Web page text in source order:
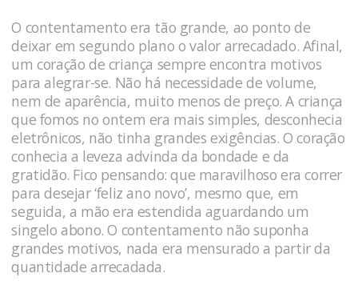
O contentamento era tão grande, ao ponto de
deixar em segundo plano o valor arrecadado. Afinal,
um coração de criança sempre encontra motivos
para alegrar-se. Não há necessidade de volume,
nem de aparência, muito menos de preço. A criança
que fomos no ontem era mais simples, desconhecia
eletrônicos, não tinha grandes exigências. O coração
conhecia a leveza advinda da bondade e da
gratidão. Fico pensando: que maravilhoso era correr
para desejar ‘feliz ano novo’, mesmo que, em
seguida, a mão era estendida aguardando um
singelo abono. O contentamento não suponha
grandes motivos, nada era mensurado a partir da
quantidade arrecadada.